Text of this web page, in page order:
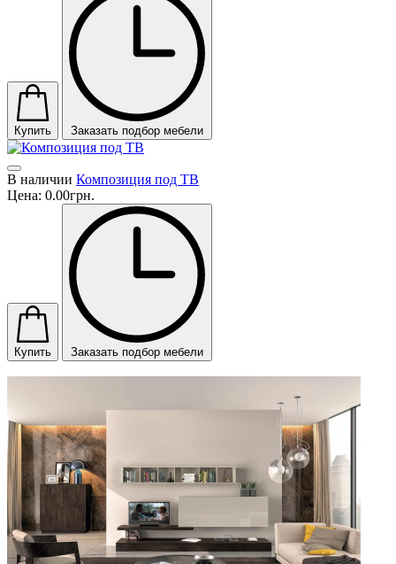
Купить Заказать подбор мебели
В наличии Композиция под ТВ
Цена: 0.00грн.
Купить Заказать подбор мебели